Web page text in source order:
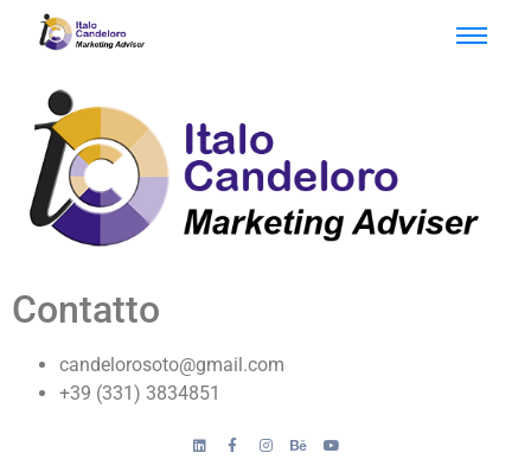
Contatto
candelorosoto@gmail.com
+39 (331) 3834851